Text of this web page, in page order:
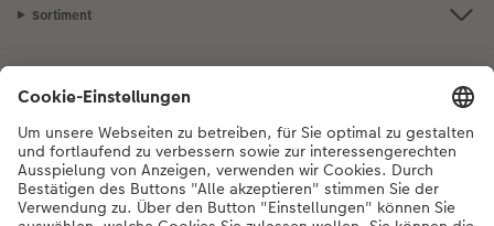
Sortiment
Bei Fragen zu Produkten oder der Bestellung können Sie uns gerne von
Montag bis Samstag von 8:00 – 20:00 Uhr und Sonntag von 10:00 –
20:00 Uhr (gesetzliche Feiertage ausgenommen) unter der
Telefonnummer044 499 10 36kontaktieren.